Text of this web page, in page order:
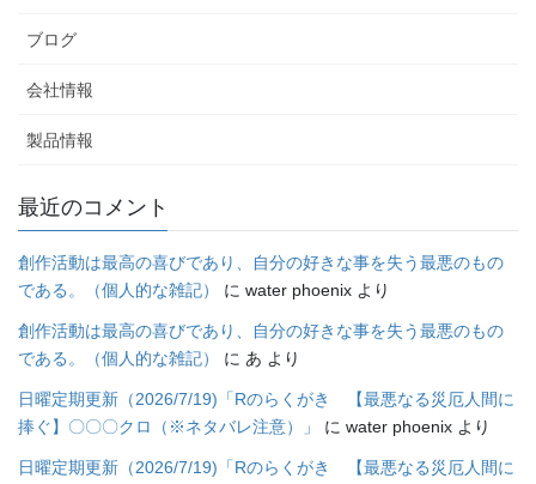
ブログ
会社情報
製品情報
最近のコメント
創作活動は最高の喜びであり、自分の好きな事を失う最悪のもの
である。（個人的な雑記）
に water phoenix より
創作活動は最高の喜びであり、自分の好きな事を失う最悪のもの
である。（個人的な雑記）
に あ より
日曜定期更新（2026/7/19)「Rのらくがき 【最悪なる災厄人間に
捧ぐ】〇〇〇クロ（※ネタバレ注意）」
に water phoenix より
日曜定期更新（2026/7/19)「Rのらくがき 【最悪なる災厄人間に